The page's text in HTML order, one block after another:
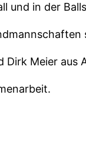
und in der
Dirk Meier aus